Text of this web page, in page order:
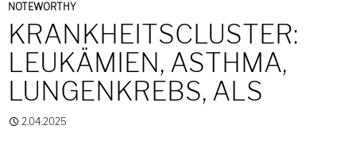
NOTEWORTHY
KRANKHEITSCLUSTER:
LEUKÄMIEN, ASTHMA,
LUNGENKREBS, ALS
2.04.2025